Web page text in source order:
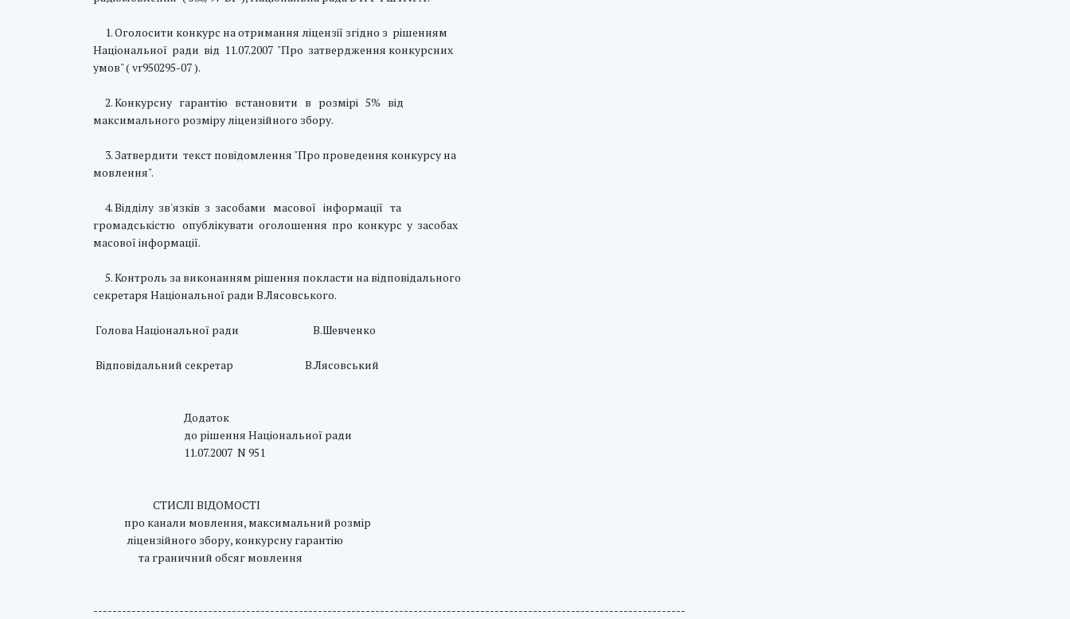
1. Оголосити конкурс на отримання ліцензії згідно з рішенням
Національної ради від 11.07.2007 "Про затвердження конкурсних
умов" ( vr950295-07 ).
2. Конкурсну гарантію встановити в розмірі 5% від
максимального розміру ліцензійного збору.
3. Затвердити текст повідомлення "Про проведення конкурсу на
мовлення".
4. Відділу зв'язків з засобами масової інформації та
громадськістю опублікувати оголошення про конкурс у засобах
масової інформації.
5. Контроль за виконанням рішення покласти на відповідального
секретаря Національної ради В.Лясовського.
Голова Національної ради В.Шевченко
Відповідальний секретар В.Лясовський
Додаток
до рішення Національної ради
11.07.2007 N 951
СТИСЛI ВIДОМОСТI
про канали мовлення, максимальний розмір
ліцензійного збору, конкурсну гарантію
та граничний обсяг мовлення
----------------------------------------------------------------------------------------------------------------------------